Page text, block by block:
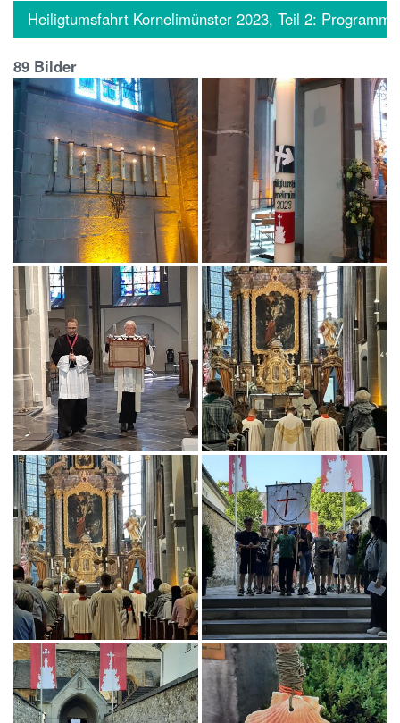
Heiligtumsfahrt Kornelimünster 2023, Teil 2:
89 Bilder